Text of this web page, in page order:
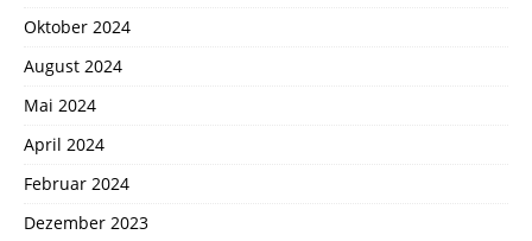
Oktober 2024
August 2024
Mai 2024
April 2024
Februar 2024
Dezember 2023